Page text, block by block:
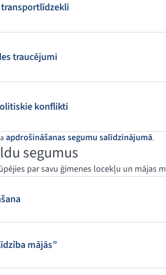
traucējumi
konflikti
apdrošināšanas segumu salīdzinājumā.
segumus
par savu ģimenes locekļu un mājas
mājās”